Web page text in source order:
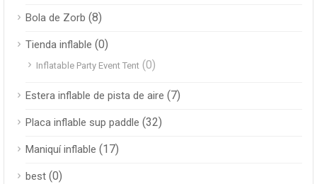
Bola de Zorb (8)
Tienda inflable (0)
Inflatable Party Event Tent (0)
Estera inflable de pista de aire (7)
Placa inflable sup paddle (32)
Maniquí inflable (17)
best (0)